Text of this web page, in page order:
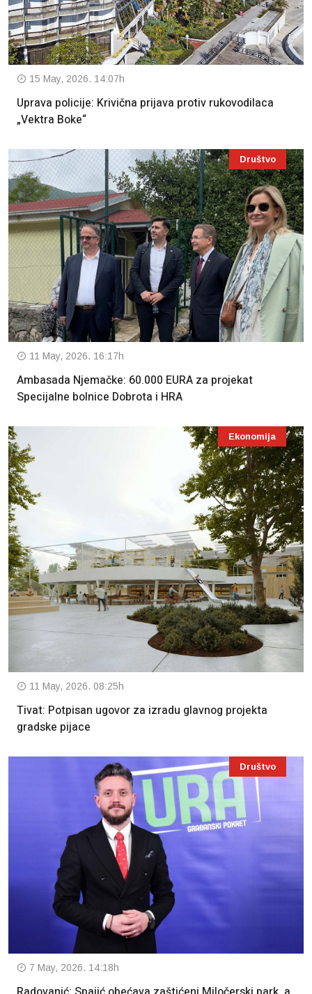
15 May, 2026. 14:07h
Uprava policije: Krivična prijava protiv rukovodilaca
„Vektra Boke“
Društvo
11 May, 2026. 16:17h
Ambasada Njemačke: 60.000 EURA za projekat
Specijalne bolnice Dobrota i HRA
Ekonomija
11 May, 2026. 08:25h
Tivat: Potpisan ugovor za izradu glavnog projekta
gradske pijace
Društvo
7 May, 2026. 14:18h